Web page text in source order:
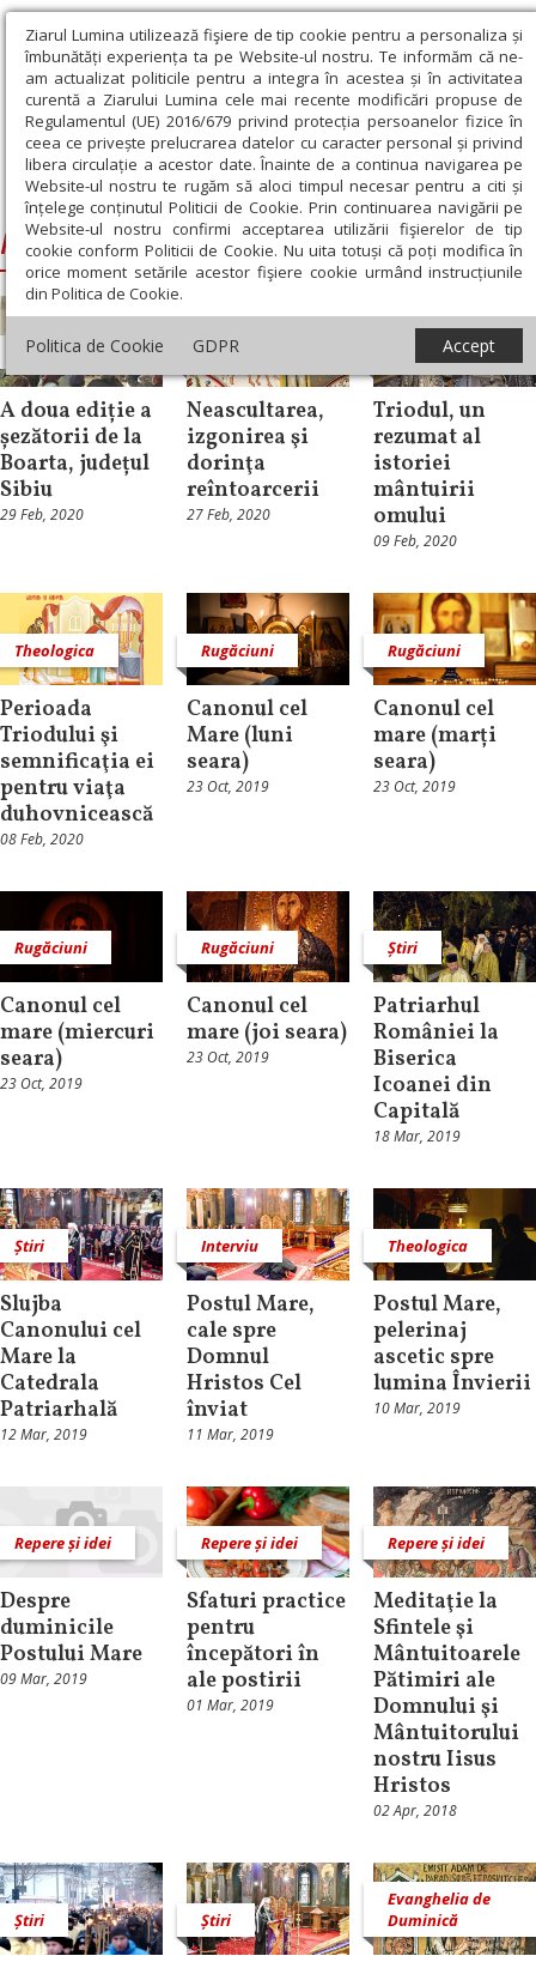
Ziarul Lumina utilizează fişiere de tip cookie pentru a personaliza și
îmbunătăți experiența ta pe Website-ul nostru. Te informăm că ne-
am actualizat politicile pentru a integra în acestea și în activitatea
curentă a Ziarului Lumina cele mai recente modificări propuse de
Regulamentul (UE) 2016/679 privind protecția persoanelor fizice în
ceea ce privește prelucrarea datelor cu caracter personal și privind
libera circulație a acestor date. Înainte de a continua navigarea pe
Website-ul nostru te rugăm să aloci timpul necesar pentru a citi și
înțelege conținutul Politicii de Cookie. Prin continuarea navigării pe
Website-ul nostru confirmi acceptarea utilizării fişierelor de tip
cookie conform Politicii de Cookie. Nu uita totuși că poți modifica în
orice moment setările acestor fişiere cookie urmând instrucțiunile
din Politica de Cookie.
Politica de Cookie GDPR Accept
Ziarul Lumina › Postul Mare
Postul Mare
Știri
A doua ediție a
șezătorii de la
Boarta, județul
Sibiu
29 Feb, 2020
Repere și idei
Neascultarea,
izgonirea şi
dorinţa
reîntoarcerii
27 Feb, 2020
Liturgica
Triodul, un
rezumat al
istoriei
mântuirii
omului
09 Feb, 2020
Theologica
Perioada
Triodului şi
semnificaţia ei
pentru viaţa
duhovnicească
08 Feb, 2020
Rugăciuni
Canonul cel
Mare (luni
seara)
23 Oct, 2019
Rugăciuni
Canonul cel
mare (marți
seara)
23 Oct, 2019
Rugăciuni
Canonul cel
mare (miercuri
seara)
23 Oct, 2019
Rugăciuni
Canonul cel
mare (joi seara)
23 Oct, 2019
Știri
Patriarhul
României la
Biserica
Icoanei din
Capitală
18 Mar, 2019
Știri
Slujba
Canonului cel
Mare la
Catedrala
Patriarhală
12 Mar, 2019
Interviu
Postul Mare,
cale spre
Domnul
Hristos Cel
înviat
11 Mar, 2019
Theologica
Postul Mare,
pelerinaj
ascetic spre
lumina Învierii
10 Mar, 2019
Repere și idei
Despre
duminicile
Postului Mare
09 Mar, 2019
Repere și idei
Sfaturi practice
pentru
începători în
ale postirii
01 Mar, 2019
Repere și idei
Meditaţie la
Sfintele şi
Mântuitoarele
Pătimiri ale
Domnului şi
Mântuitorului
nostru Iisus
Hristos
02 Apr, 2018
Știri Știri
Evanghelia de
Duminică